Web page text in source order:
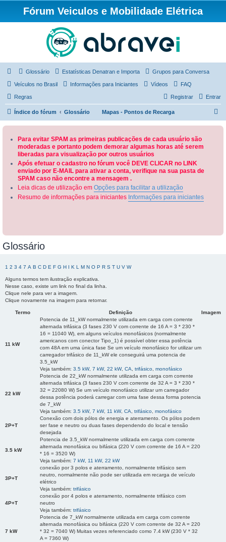
Fórum Veiculos e Mobilidade Elétrica
Glossário Estatísticas Denatran e Importa Grupos para Conversa
Veículos no Brasil Informações para Iniciantes Vídeos FAQ
Regras Entrar
Registrar
Índice do fórum Glossário Mapas - Pontos de Recarga
Para evitar SPAM as primeiras publicações de cada usuário são
moderadas e portanto podem demorar algumas horas até serem
liberadas para visualização por outros usuários
Após efetuar o cadastro no fórum você DEVE CLICAR no LINK
enviado por E-MAIL para ativar a conta, verifique na sua pasta de
SPAM caso não encontre a mensagem .
Leia dicas de utilização em Opções para facilitar a utilização
Resumo de informações para iniciantes Informações para iniciantes
Glossário
1 2 3 4 7 A B C D E F G H I K L M N O P R S T U V W
Alguns termos tem ilustração explicativa.
Nesse caso, existe um link no final da linha.
Clique nele para ver a imagem.
Clique novamente na imagem para retornar.
Termo Definição Imagem
11 kW
Potencia de 11_kW normalmente utilizada em carga com corrente
alternada trifásica (3 fases 230 V com corrente de 16 A = 3 * 230 *
16 = 11040 W), em alguns veículos monofásicos (normalmente
americanos com conector Tipo_1) é possível obter essa potência
com 48A em uma única fase Se um veículo monofásico for utilizar um
carregador trifásico de 11_kW ele conseguirá uma potencia de
3.5_kW
Veja também: 3.5 kW, 7 kW, 22 kW, CA trifásico monofásico
22 kW
Potencia de 22_kW normalmente utilizada em carga com corrente
alternada trifásica (3 fases 230 V com corrente de 32 A = 3 * 230 *
32 = 22080 W) Se um veículo monofásico utilizar um carregador
dessa potência poderá carregar com uma fase dessa forma potencia
de 7_kW
Veja também: 3.5 kW, 7 kW, 11 kW, CA trifásico monofásico
2P+T
Conexão com dois pólos de energia e aterramento. Os pólos podem
ser fase e neutro ou duas fases dependendo do local e tensão
desejada
3.5 kW
Potencia de 3.5_kW normalmente utilizada em carga com corrente
alternada monofásica ou bifásica (220 V com corrente de 16 A = 220
* 16 = 3520 W)
Veja também: 7 kW, 11 kW, 22 kW
3P+T
conexão por 3 polos e aterramento, normalmente trifásico sem
neutro, normalmente não pode ser utilizada em recarga de veículo
elétrico
Veja também: trifásico
4P+T
conexão por 4 polos e aterramento, normalmente trifásico com
neutro
Veja também: trifásico
7 kW
Potencia de 7_kW normalmente utilizada em carga com corrente
alternada monofásica ou bifásica (220 V com corrente de 32 A = 220
* 32 = 7040 W) Muitas vezes referenciado como 7.4 kW (230 V * 32
A = 7360 W)